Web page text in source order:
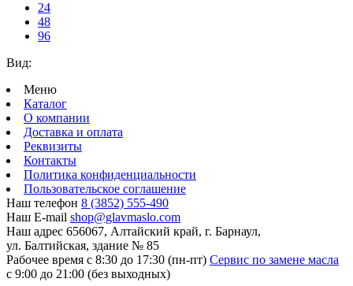
24
48
96
Вид:
Меню
Каталог
О компании
Доставка и оплата
Реквизиты
Контакты
Политика конфиденциальности
Пользовательское соглашение
Наш телефон 8 (3852) 555-490
Наш E-mail shop@glavmaslo.com
Наш адрес 656067, Алтайский край, г. Барнаул,
ул. Балтийская, здание № 85
Рабочее время с 8:30 до 17:30 (пн-пт) Сервис по замене масла
с 9:00 до 21:00 (без выходных)